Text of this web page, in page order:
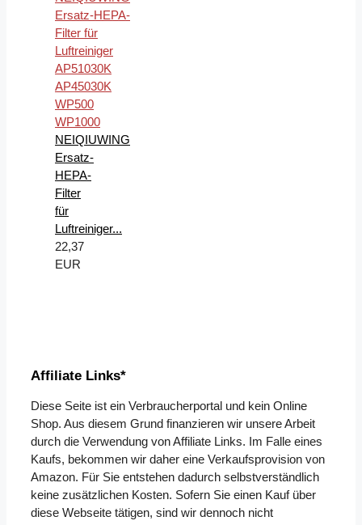
NEIQIUWING
Ersatz-
HEPA-
Filter
für
Luftreiniger...
22,37
EUR
Affiliate Links*
Diese Seite ist ein Verbraucherportal und kein Online
Shop. Aus diesem Grund finanzieren wir unsere Arbeit
durch die Verwendung von Affiliate Links. Im Falle eines
Kaufs, bekommen wir daher eine Verkaufsprovision von
Amazon. Für Sie entstehen dadurch selbstverständlich
keine zusätzlichen Kosten. Sofern Sie einen Kauf über
diese Webseite tätigen, sind wir dennoch nicht